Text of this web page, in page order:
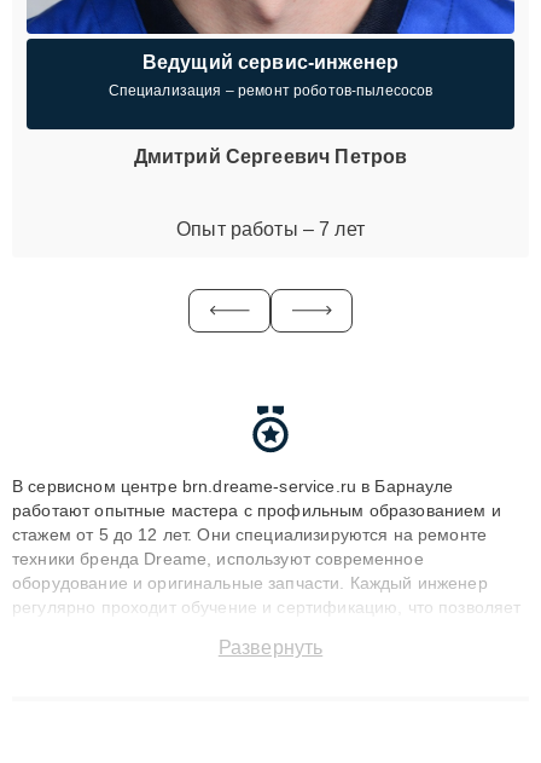
Ведущий сервис-инженер
Специализация – ремонт роботов-пылесосов
Дмитрий Сергеевич Петров
Опыт работы – 7 лет
В сервисном центре brn.dreame-service.ru в Барнауле
работают опытные мастера с профильным образованием и
стажем от 5 до 12 лет. Они специализируются на ремонте
техники бренда Dreame, используют современное
оборудование и оригинальные запчасти. Каждый инженер
регулярно проходит обучение и сертификацию, что позволяет
технику с сохранением гарантии до 3 лет. Наши мастера
Развернуть